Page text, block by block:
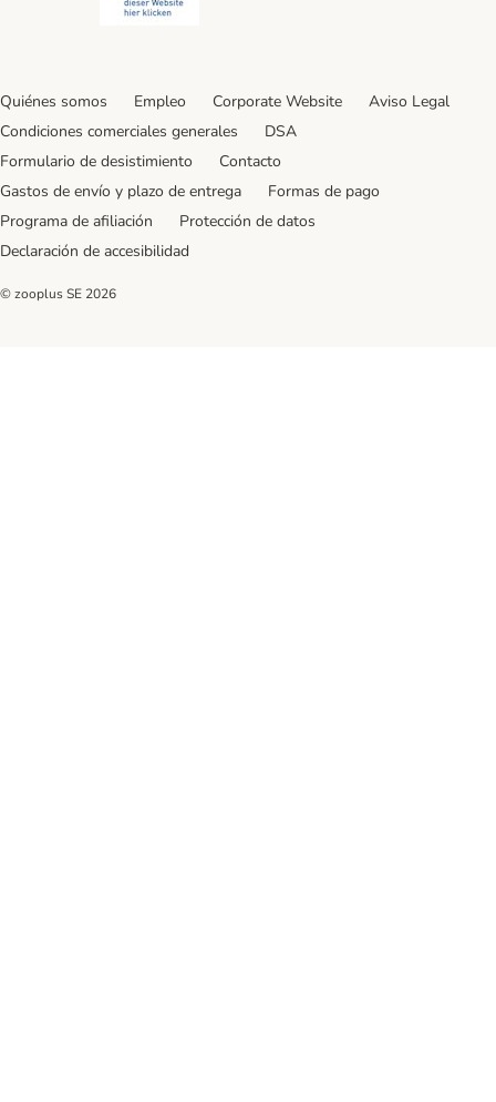
Quiénes somos Empleo Corporate Website
Aviso Legal
Condiciones comerciales generales
DSA
Formulario de desistimiento
Contacto
Gastos de envío y plazo de entrega
Formas de pago
Programa de afiliación
Protección de datos
Declaración de accesibilidad
© zooplus SE 2026